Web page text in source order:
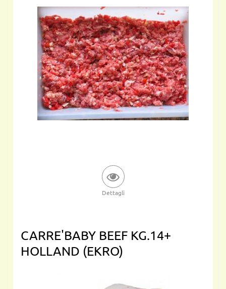
Dettagli
CARRE'BABY BEEF KG.14+
HOLLAND (EKRO)